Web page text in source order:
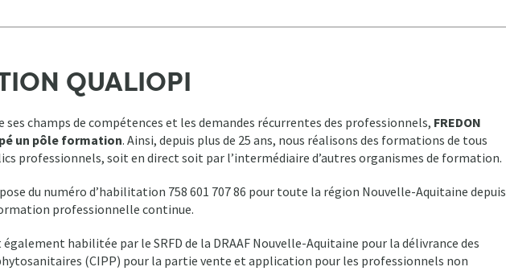
QUALIOPI
ses champs de compétences et les demandes récurrentes des professionnels, FREDON
un pôle formation. Ainsi, depuis plus de 25 ans, nous réalisons des formations de tous
professionnels, soit en direct soit par l’intermédiaire d’autres organismes de formation.
du numéro d’habilitation 758 601 707 86 pour toute la région Nouvelle-Aquitaine depuis
professionnelle continue.
habilitée par le SRFD de la DRAAF Nouvelle-Aquitaine pour la délivrance des
(CIPP) pour la partie vente et application pour les professionnels non